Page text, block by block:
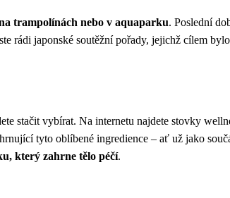
trampolínách nebo v aquaparku. Poslední
rádi japonské soutěžní pořady, jejichž cílem
stačit vybírat. Na internetu najdete stovky
tyto oblíbené ingredience – ať už jako
který zahrne tělo péčí.